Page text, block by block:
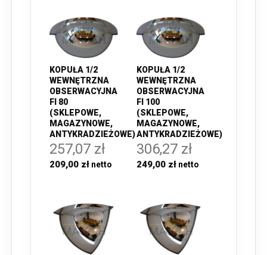
KOPUŁA 1/2
WEWNĘTRZNA
OBSERWACYJNA
FI 80
(SKLEPOWE,
MAGAZYNOWE,
ANTYKRADZIEŻOWE)
257,07 zł
209,00 zł
KOPUŁA 1/2
WEWNĘTRZNA
OBSERWACYJNA
FI 100
(SKLEPOWE,
MAGAZYNOWE,
ANTYKRADZIEŻOWE)
306,27 zł
249,00 zł